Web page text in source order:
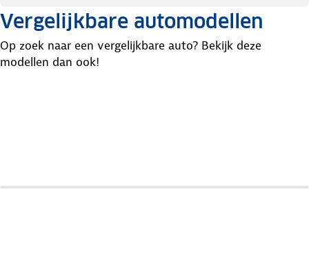
Vergelijkbare automodellen
Op zoek naar een vergelijkbare auto? Bekijk deze
modellen dan ook!